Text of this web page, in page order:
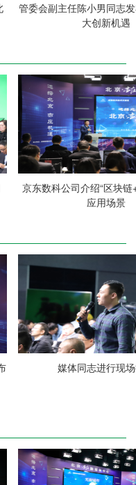
管委会副主任陈小男同志
大创新机遇
京东数科公司介绍“区块链
应用场景
媒体同志进行现